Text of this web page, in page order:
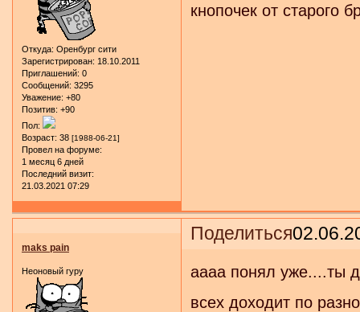
Откуда: Оренбург сити
Зарегистрирован: 18.10.2011
Приглашений: 0
Сообщений: 3295
Уважение: +80
Позитив: +90
Пол:
Возраст: 38 [1988-06-21]
Провел на форуме:
1 месяц 6 дней
Последний визит:
21.03.2021 07:29
кнопочек от старого
Поделиться
maks pain
Неоновый гуру
аааа понял уже....ты
всех доходит по